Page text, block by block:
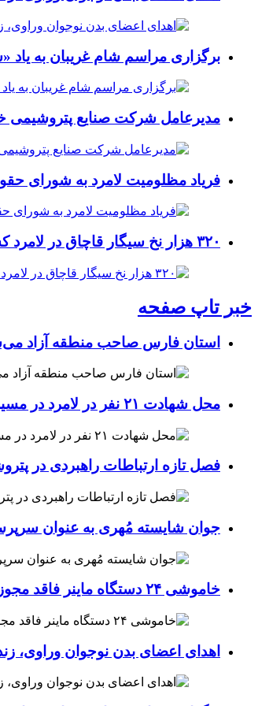
برگزاری مراسم شام غریبان به یاد
مدیرعامل شرکت صنایع پتروشیمی
فریاد مظلومیت لامرد به شورای
۳۲۰ هزار نخ سیگار قاچاق در لامرد کشف شد
خبر تاپ صفحه
استان فارس صاحب منطقه آزاد
محل شهادت ۲۱ نفر در لامرد در مسیر ثبت ملی قرار گرفت
فصل تازه ارتباطات راهبردی در
جوان شایسته مُهری به عنوان
خاموشی ۲۴ دستگاه ماینر فاقد مجوز در لامرد
اهدای اعضای بدن نوجوان وراوی،